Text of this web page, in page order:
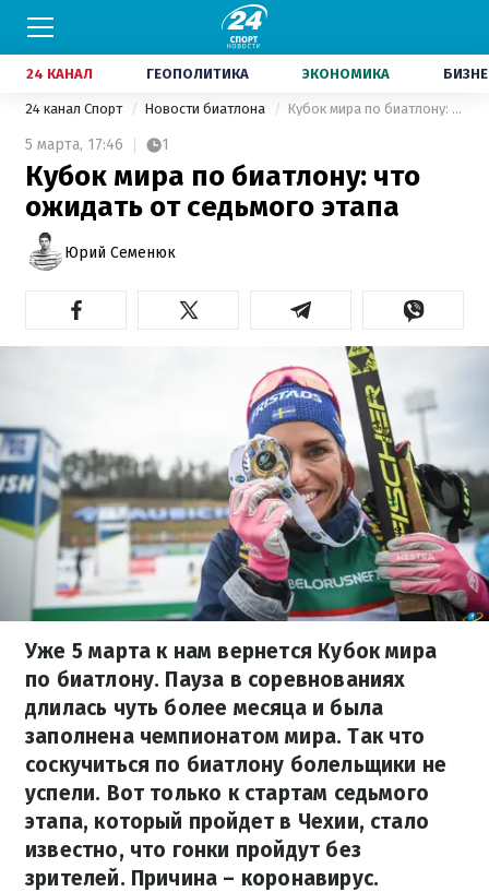
24 КАНАЛ ГЕОПОЛИТИКА ЭКОНОМИКА
24 канал Спорт Новости биатлона Кубок мира по биатлону: что ожидать от седьмого этапа
5 марта, 17:46 1
Кубок мира по биатлону: что
ожидать от седьмого этапа
Юрий Семенюк
Уже 5 марта к нам вернется Кубок мира
по биатлону. Пауза в соревнованиях
длилась чуть более месяца и была
заполнена чемпионатом мира. Так что
соскучиться по биатлону болельщики не
успели. Вот только к стартам седьмого
этапа, который пройдет в Чехии, стало
известно, что гонки пройдут без
зрителей. Причина – коронавирус.